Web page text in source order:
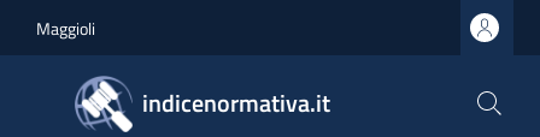
Maggioli
indicenormativa.it